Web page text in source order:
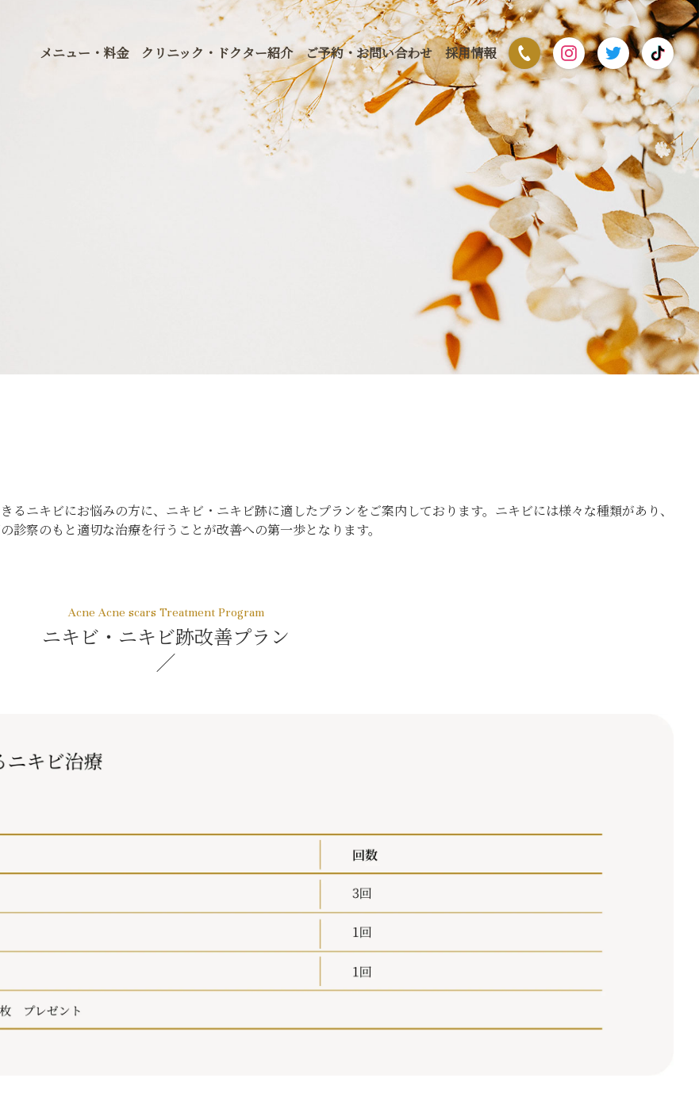
メニュー・料金 クリニック・ドクター紹介 ご予約・お問い合わせ 採用情報
ニキビにお悩みの方に、ニキビ・ニキビ跡に適したプランをご案内しております。ニキビには様々な種類があり、
察のもと適切な治療を行うことが改善への第一歩となります。
ニキビ・ニキビ跡改善プラン